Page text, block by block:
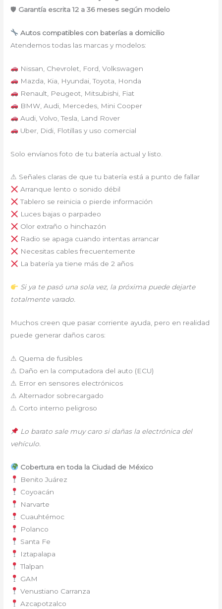
🛡 Garantía escrita 12 a 36 meses según modelo
Autos compatibles con baterías a domicilio
Atendemos todas las marcas y modelos:
Nissan, Chevrolet, Ford, Volkswagen
Mazda, Kia, Hyundai, Toyota, Honda
Renault, Peugeot, Mitsubishi, Fiat
BMW, Audi, Mercedes, Mini Cooper
Audi, Volvo, Tesla, Land Rover
Uber, Didi, Flotillas y uso comercial
Solo envíanos foto de tu batería actual y listo.
⚠ Señales claras de que tu batería está a punto de fallar
Arranque lento o sonido débil
Tablero se reinicia o pierde información
Luces bajas o parpadeo
Olor extraño o hinchazón
Radio se apaga cuando intentas arrancar
Necesitas cables frecuentemente
La batería ya tiene más de 2 años
Si ya te pasó una sola vez, la próxima puede dejarte
totalmente varado.
Muchos creen que pasar corriente ayuda, pero en realidad
puede generar daños caros:
⚠ Quema de fusibles
⚠ Daño en la computadora del auto (ECU)
⚠ Error en sensores electrónicos
⚠ Alternador sobrecargado
⚠ Corto interno peligroso
Lo barato sale muy caro si dañas la electrónica del
vehículo.
Cobertura en toda la Ciudad de México
Benito Juárez
Coyoacán
Narvarte
Cuauhtémoc
Polanco
Santa Fe
Iztapalapa
Tlalpan
GAM
Venustiano Carranza
Azcapotzalco